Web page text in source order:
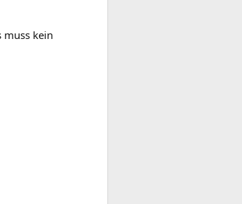
muss kein